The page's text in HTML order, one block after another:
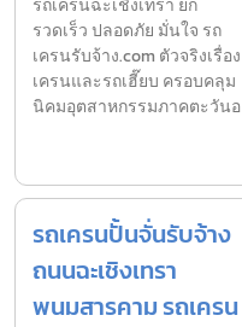
รถเครนฉะเชิงเทรา ยก
รวดเร็ว ปลอดภัย มั่นใจ รถ
เครนรับจ้าง.com ตัวจริงเรื่อง
เครนและรถเฮี๊ยบ ครอบคลุม
นิคมอุตสาหกรรมภาคตะวันอ
รถเครนปั้นจั่นรับจ้าง
ถนนฉะเชิงเทรา
พนมสารคาม รถเครน